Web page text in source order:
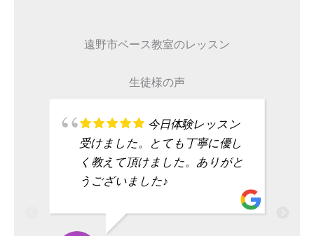
遠野市ベース教室のレッスン
生徒様の声
今日体験レッスン
受けました。とても丁寧に優し
く教えて頂けました。ありがと
うございました♪